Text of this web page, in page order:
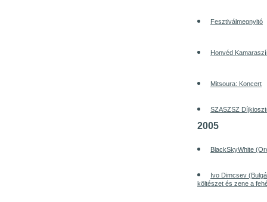
Fesztiválmegnyitó
Honvéd
Mitsoura: Koncert
SZASZSZ
2005
BlackSkyWhite
Ivo Dimcsev
költészet és zene a